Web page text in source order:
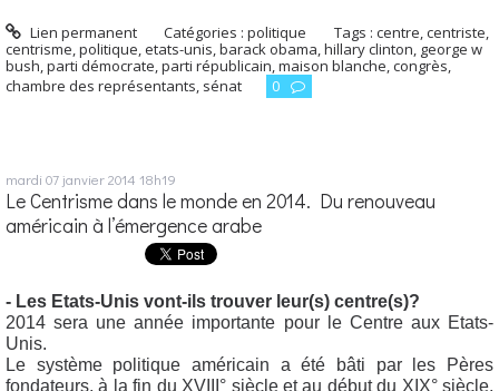
Lien permanent Catégories :politique Tags :centre,centriste,
centrisme,politique,etats-unis,barack obama,hillary clinton, george w
bush,parti démocrate,parti républicain,maison blanche,congrès,
chambre des représentants, sénat 0
mardi 07 janvier 2014 18h19
Le Centrisme dans le monde en 2014. Du renouveau
américain à l’émergence arabe
- Les Etats-Unis vont-ils trouver leur(s) centre(s)?
2014 sera une année importante pour le Centre aux Etats-
Unis.
Le système politique américain a été bâti par les Pères
fondateurs, à la fin du XVIII° siècle et au début du XIX° siècle,